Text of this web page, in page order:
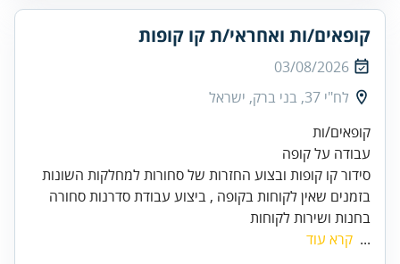
קופאים/ות ואחראי/ת קו קופות
03/08/2026
לח"י 37, בני ברק, ישראל
בזמנים שאין לקוחות בקופה , ביצוע עבודת סדרנות סחורה
בחנות ושירות לקוחות
... קרא עוד